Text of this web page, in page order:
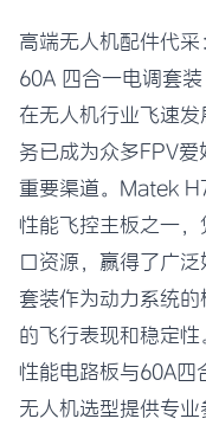
高端无人机配件代
60A 四合一电调套装
在无人机行业飞速发
务已成为众多FPV
重要渠道。Matek
性能飞控主板之一
口资源，赢得了广
套装作为动力系统
的飞行表现和稳定
性能电路板与60A四
无人机选型提供专业